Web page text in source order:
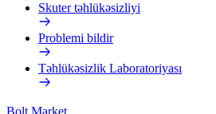
Skuter təhlükəsizliyi
Problemi bildir
Təhlükəsizlik Laboratoriyası
Bolt Market